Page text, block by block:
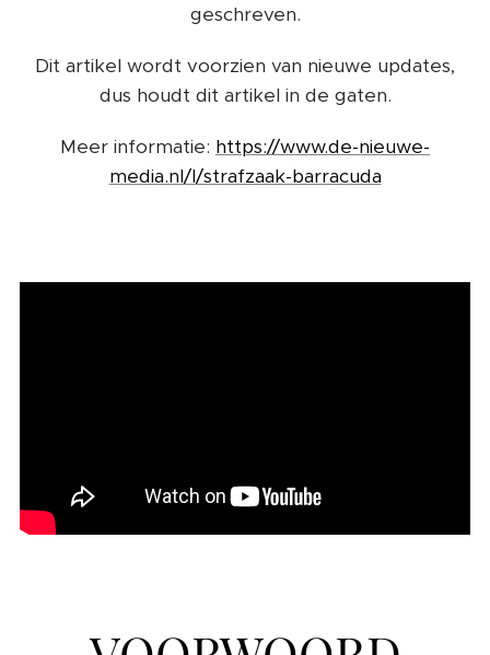
geschreven.
Dit artikel wordt voorzien van nieuwe updates,
dus houdt dit artikel in de gaten.
Meer informatie: https://www.de-nieuwe-
media.nl/l/strafzaak-barracuda